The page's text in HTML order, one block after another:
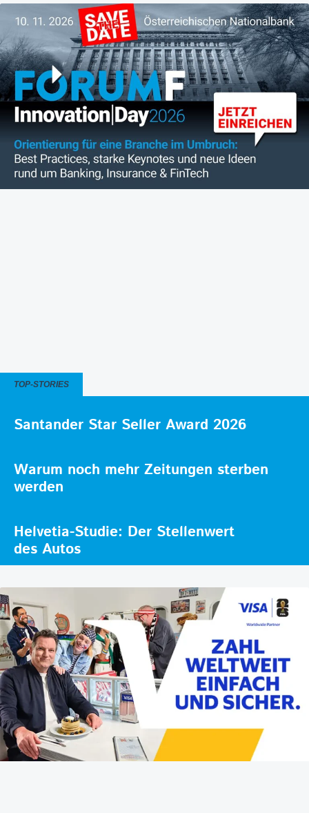
TOP-STORIES
Santander Star Seller Award 2026
Warum noch mehr Zeitungen sterben
werden
Helvetia-Studie: Der Stellenwert
des Autos